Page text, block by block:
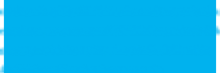
mångsidiga PE06M-serien med proportionella
temperatursensorn SCVOT2 Vortex för
– välj rätt uppkoppling för ditt IoT-projekt
förbättrar järnvägsnätets prestanda